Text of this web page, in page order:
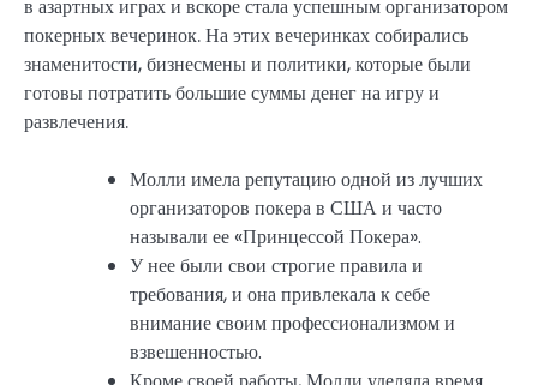
в азартных играх и вскоре стала успешным организатором
покерных вечеринок. На этих вечеринках собирались
знаменитости, бизнесмены и политики, которые были
готовы потратить большие суммы денег на игру и
развлечения.
Молли имела репутацию одной из лучших
организаторов покера в США и часто
называли ее «Принцессой Покера».
У нее были свои строгие правила и
требования, и она привлекала к себе
внимание своим профессионализмом и
взвешенностью.